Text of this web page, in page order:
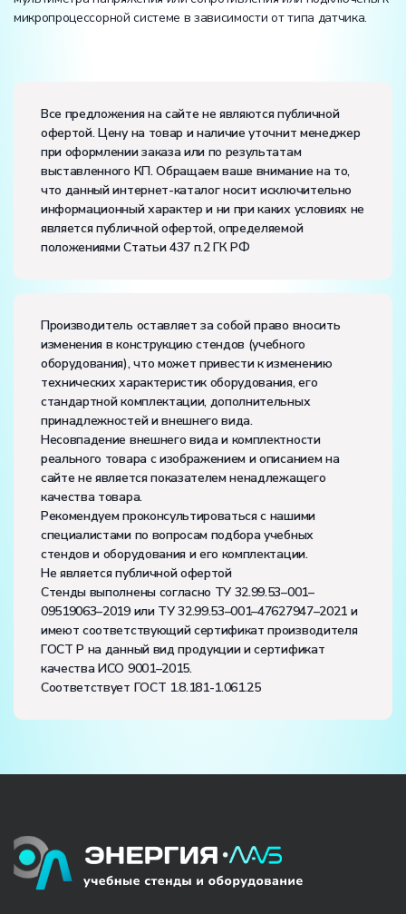
микропроцессорной системе в зависимости от типа датчика.
Размеры (Д x Ш x В):
Потребляемая мощность, В·А:500
Электропитание:
напряжение, В:220
частота, Гц:50
Класс защиты от поражения электрическим током:
Диапазон рабочих температур, ˚С:+10…+35
Влажность, %:до 80
Все предложения на сайте не являются публичной
офертой. Цену на товар и наличие уточнит менеджер
при оформлении заказа или по результатам
выставленного КП. Обращаем ваше внимание на то,
что данный интернет-каталог носит исключительно
информационный характер и ни при каких условиях не
является публичной офертой, определяемой
положениями Статьи 437 п.2 ГК РФ
Производитель оставляет за собой право вносить
изменения в конструкцию стендов (учебного
оборудования), что может привести к изменению
технических характеристик оборудования, его
стандартной комплектации, дополнительных
принадлежностей и внешнего вида.
Несовпадение внешнего вида и комплектности
реального товара с изображением и описанием на
сайте не является показателем ненадлежащего
качества товара.
Рекомендуем проконсультироваться с нашими
специалистами по вопросам подбора учебных
стендов и оборудования и его комплектации.
Не является публичной офертой
Стенды выполнены согласно ТУ 32.99.53–001–
09519063–2019 или ТУ 32.99.53–001–47627947–2021 и
имеют соответствующий сертификат производителя
ГОСТ Р на данный вид продукции и сертификат
качества ИСО 9001–2015.
Соответствует ГОСТ 1.8.181-1.061.25